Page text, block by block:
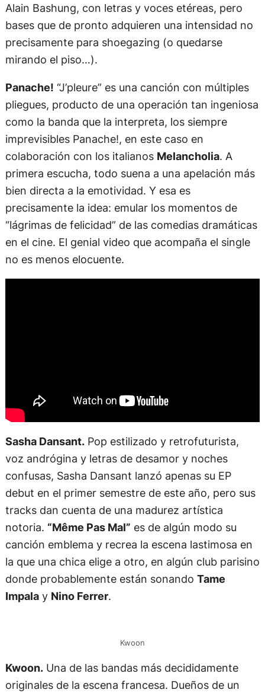
Alain Bashung, con letras y voces etéreas, pero
bases que de pronto adquieren una intensidad no
precisamente para shoegazing (o quedarse
mirando el piso…).
Panache! “J’pleure” es una canción con múltiples
pliegues, producto de una operación tan ingeniosa
como la banda que la interpreta, los siempre
imprevisibles Panache!, en este caso en
colaboración con los italianos Melancholia. A
primera escucha, todo suena a una apelación más
bien directa a la emotividad. Y esa es
precisamente la idea: emular los momentos de
“lágrimas de felicidad” de las comedias dramáticas
en el cine. El genial video que acompaña el single
no es menos elocuente.
Sasha Dansant.Pop estilizado y retrofuturista,
voz andrógina y letras de desamor y noches
confusas, Sasha Dansant lanzó apenas su EP
debut en el primer semestre de este año, pero sus
tracks dan cuenta de una madurez artística
notoria. “Même Pas Mal” es de algún modo su
canción emblema y recrea la escena lastimosa en
la que una chica elige a otro, en algún club parisino
donde probablemente están sonando Tame
Impalay Nino Ferrer.
Kwoon
Kwoon.Una de las bandas más decididamente
originales de la escena francesa. Dueños de un